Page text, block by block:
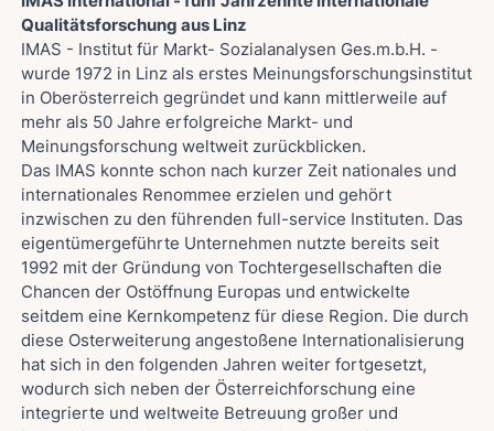
Qualitätsforschung aus Linz
IMAS - Institut für Markt- Sozialanalysen Ges.m.b.H. -
wurde 1972 in Linz als erstes Meinungsforschungsinstitut
in Oberösterreich gegründet und kann mittlerweile auf
mehr als 50 Jahre erfolgreiche Markt- und
Meinungsforschung weltweit zurückblicken.
Das IMAS konnte schon nach kurzer Zeit nationales und
internationales Renommee erzielen und gehört
inzwischen zu den führenden full-service Instituten. Das
eigentümergeführte Unternehmen nutzte bereits seit
1992 mit der Gründung von Tochtergesellschaften die
Chancen der Ostöffnung Europas und entwickelte
seitdem eine Kernkompetenz für diese Region. Die durch
diese Osterweiterung angestoßene Internationalisierung
hat sich in den folgenden Jahren weiter fortgesetzt,
wodurch sich neben der Österreichforschung eine
integrierte und weltweite Betreuung großer und